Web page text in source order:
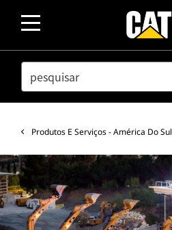
SEARCH
Produtos E Serviços - América Do Sul